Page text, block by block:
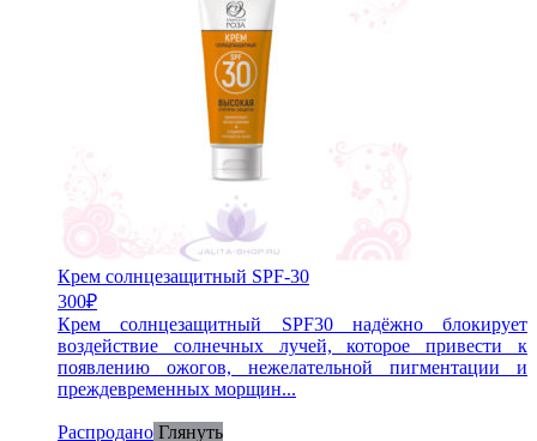
Крем солнцезащитный SPF-30
300₽
Крем солнцезащитный SPF30 надёжно блокирует
воздействие солнечных лучей, которое привести к
появлению ожогов, нежелательной пигментации и
преждевременных морщин...
Распродано Глянуть